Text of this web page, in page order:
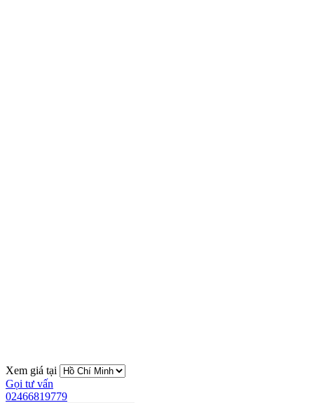
Xem giá tại
Gọi tư vấn
02466819779